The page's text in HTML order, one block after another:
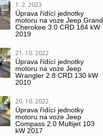
1. 2. 2023
Úprava řídící jednotky
motoru na voze Jeep Grand
Cherokee 3.0 CRD 184 kW
2019
21. 10. 2022
Úprava řídící jednotky
motoru na voze Jeep
Wrangler 2.8 CRD 130 kW
2010
20. 10. 2022
Úprava řídící jednotky
motoru na voze Jeep
Compass 2.0 Multijet 103
kW 2017